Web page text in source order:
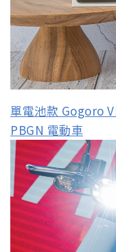
單電池款 Gogoro
PBGN 電動車